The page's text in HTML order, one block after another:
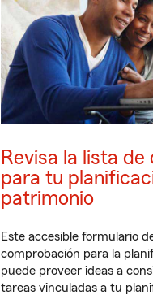
Revisa la lista
para tu
patrimonio
Este accesible formulario
comprobación para la
puede proveer ideas a
tareas vinculadas a tu